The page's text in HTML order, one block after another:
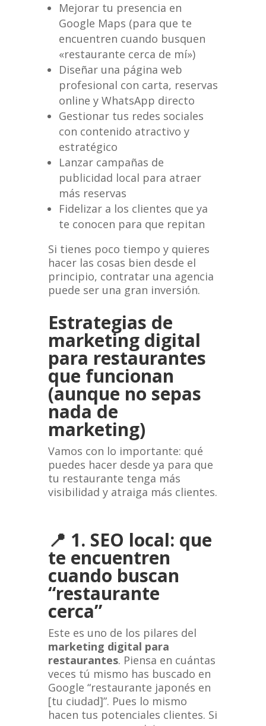
Mejorar tu presencia en
Google Maps (para que te
encuentren cuando busquen
«restaurante cerca de mí»)
Diseñar una página web
profesional con carta, reservas
online y WhatsApp directo
Gestionar tus redes sociales
con contenido atractivo y
estratégico
Lanzar campañas de
publicidad local para atraer
más reservas
Fidelizar a los clientes que ya
te conocen para que repitan
Si tienes poco tiempo y quieres
hacer las cosas bien desde el
principio, contratar una agencia
puede ser una gran inversión.
Estrategias de
marketing digital
para restaurantes
que funcionan
(aunque no sepas
nada de
marketing)
Vamos con lo importante: qué
puedes hacer desde ya para que
tu restaurante tenga más
visibilidad y atraiga más clientes.
📍 1. SEO local: que
te encuentren
cuando buscan
“restaurante
cerca”
Este es uno de los pilares del
marketing digital para
restaurantes. Piensa en cuántas
veces tú mismo has buscado en
Google “restaurante japonés en
[tu ciudad]”. Pues lo mismo
hacen tus potenciales clientes. Si